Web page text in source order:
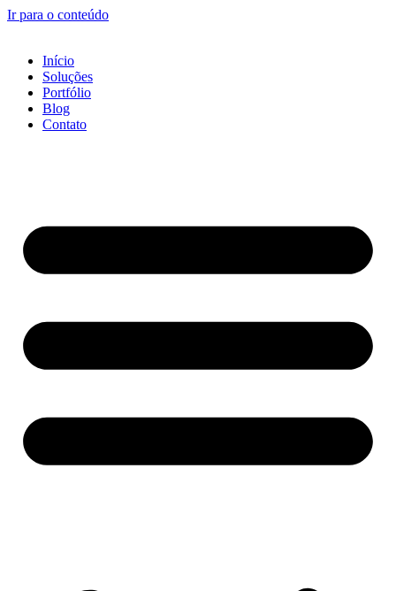
Ir para o conteúdo
Início
Soluções
Portfólio
Blog
Contato